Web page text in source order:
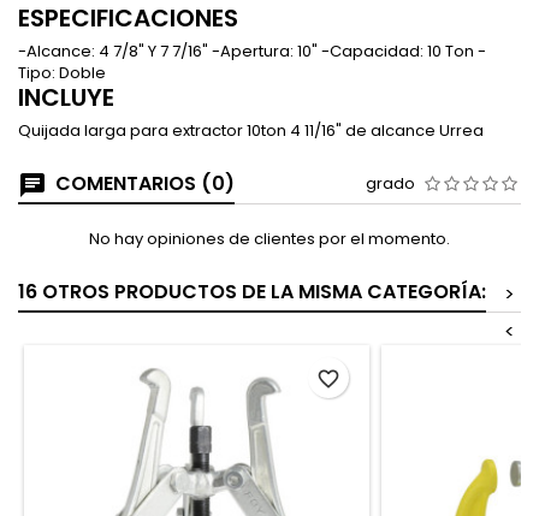
ESPECIFICACIONES
-Alcance: 4 7/8" Y 7 7/16" -Apertura: 10" -Capacidad: 10 Ton -
Tipo: Doble
INCLUYE
Quijada larga para extractor 10ton 4 11/16" de alcance Urrea
COMENTARIOS (0) grado
No hay opiniones de clientes por el momento.
16 OTROS PRODUCTOS DE LA MISMA CATEGORÍA:
>
<
favorite_border